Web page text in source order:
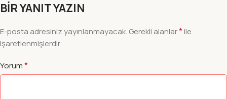
BIR YANIT YAZIN
E-posta adresiniz yayınlanmayacak. Gerekli alanlar*ile
işaretlenmişlerdir
Yorum*